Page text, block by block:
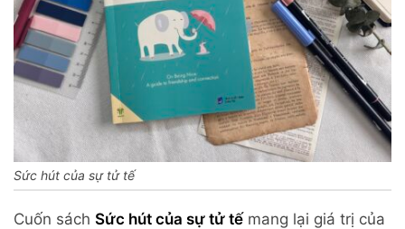
Sức hút của sự tử tế
Cuốn sách Sức hút của sự tử tế mang lại giá trị của